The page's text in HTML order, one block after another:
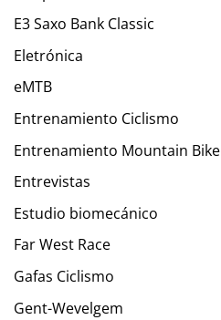
E3 Saxo Bank Classic
Eletrónica
eMTB
Entrenamiento Ciclismo
Entrenamiento Mountain Bike
Entrevistas
Estudio biomecánico
Far West Race
Gafas Ciclismo
Gent-Wevelgem